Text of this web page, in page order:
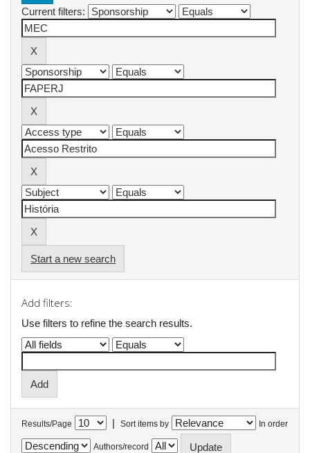
Current filters:
Start a new search
Add filters:
Use filters to refine the search results.
Results/Page | Sort items by In order
Authors/record